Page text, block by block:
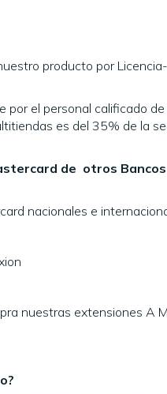
producto por
el personal calificado
es del 35% de la
de otros Bancos
nacionales e
nuestras extensiones A